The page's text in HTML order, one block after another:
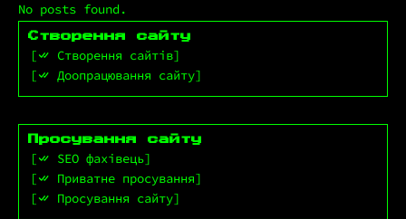
No posts found.
Створення сайту
Створення сайтів
Доопрацювання сайту
Просування сайту
SEO фахівець
Приватне просування
Просування сайту